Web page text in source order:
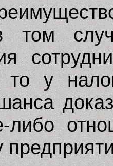
том
то у
либо